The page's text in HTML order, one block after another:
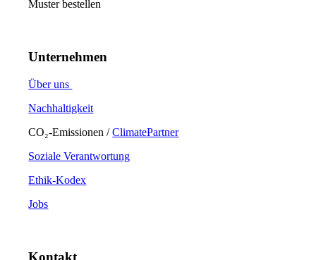
Muster bestellen
Unternehmen
Über uns
Nachhaltigkeit
CO₂-Emissionen /ClimatePartner
Soziale Verantwortung
Ethik-Kodex
Jobs
Kontakt